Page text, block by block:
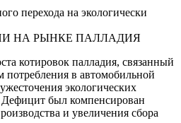
перехода на экологически
НА РЫНКЕ ПАЛЛАДИЯ
котировок палладия, связанный
в автомобильной
экологических
Дефицит был компенсирован
и увеличения сбора